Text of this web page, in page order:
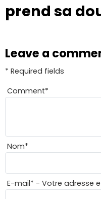
prend sa
Leave a
* Required fields
Comment*
Nom*
E-mail* - Votre adresse